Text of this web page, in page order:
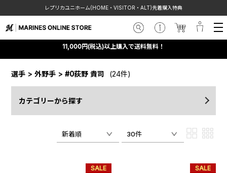
レプリカユニホーム(HOME・VISITOR・ALT)先着購入特典
11,000円(税込)以上購入で送料無料！
選手 >外野手 >#0荻野 貴司 (24件)
カテゴリーから探す
新着順 30件
SALE SALE